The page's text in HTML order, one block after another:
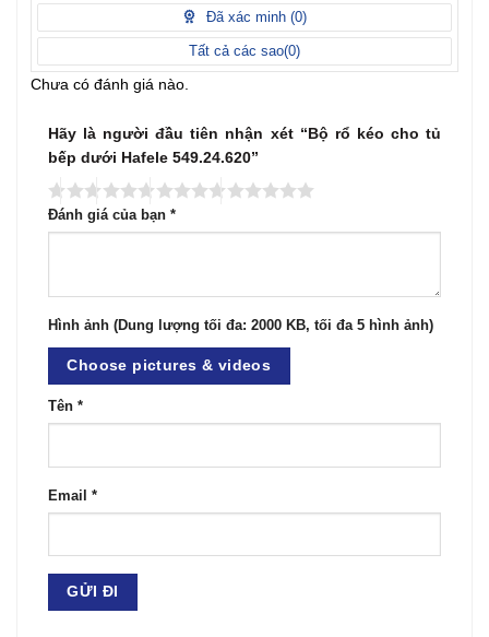
điểm
Đã xác minh (0)
Tất cả các sao(0)
Chưa có đánh giá nào.
Hãy là người đầu tiên nhận xét “Bộ rổ kéo cho tủ
bếp dưới Hafele 549.24.620”
Đánh giá của bạn *
Hình ảnh (Dung lượng tối đa: 2000 KB, tối đa 5 hình ảnh)
Choose pictures & videos
Tên *
Email *